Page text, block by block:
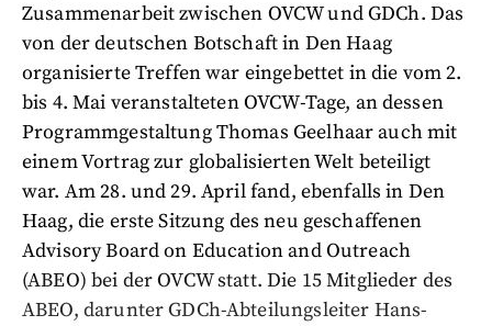
Zusammenarbeit zwischen OVCW und GDCh. Das
von der deutschen Botschaft in Den Haag
organisierte Treffen war eingebettet in die vom 2.
bis 4. Mai veranstalteten OVCW-Tage, an dessen
Programmgestaltung Thomas Geelhaar auch mit
einem Vortrag zur globalisierten Welt beteiligt
war. Am 28. und 29. April fand, ebenfalls in Den
Haag, die erste Sitzung des neu geschaffenen
Advisory Board on Education and Outreach
(ABEO) bei der OVCW statt. Die 15 Mitglieder des
ABEO, darunter GDCh-Abteilungsleiter Hans-